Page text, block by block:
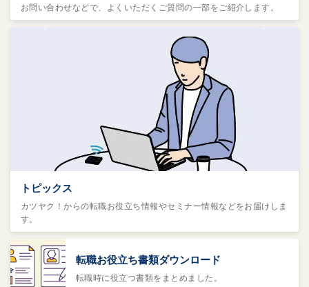
お問い合わせなどで、よくいただくご質問の一部をご紹介します。
トピックス
カツヤク！からの転職お役立ち情報やセミナー情報などをお届けしま
す。
転職お役立ち書類ダウンロード
転職時に役立つ書類をまとめました。